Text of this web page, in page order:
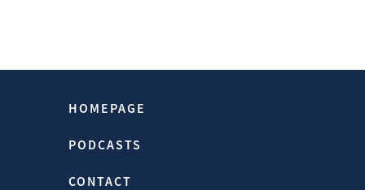
Hubert Védrine
HOMEPAGE
PODCASTS
CONTACT